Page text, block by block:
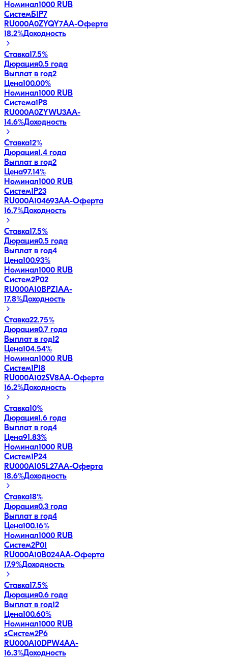
Номинал1000 RUB
СистемБ1P7
RU000A0ZYQY7AA-Оферта
18.2%Доходность
Ставка17.5%
Дюрация0.5 года
Выплат в год2
Цена100.00%
Номинал1000 RUB
Система1P8
RU000A0ZYWU3AA-
14.6%Доходность
Ставка12%
Дюрация1.4 года
Выплат в год2
Цена97.14%
Номинал1000 RUB
Систем1P23
RU000A104693AA-Оферта
16.7%Доходность
Ставка17.5%
Дюрация0.5 года
Выплат в год4
Цена100.93%
Номинал1000 RUB
Систем2P02
RU000A10BPZ1AA-
17.8%Доходность
Ставка22.75%
Дюрация0.7 года
Выплат в год12
Цена104.54%
Номинал1000 RUB
Систем1P18
RU000A102SV8AA-Оферта
16.2%Доходность
Ставка10%
Дюрация1.6 года
Выплат в год4
Цена91.83%
Номинал1000 RUB
Систем1P24
RU000A105L27AA-Оферта
18.6%Доходность
Ставка18%
Дюрация0.3 года
Выплат в год4
Цена100.16%
Номинал1000 RUB
Систем2P01
RU000A10B024AA-Оферта
17.9%Доходность
Ставка17.5%
Дюрация0.6 года
Выплат в год12
Цена100.60%
Номинал1000 RUB
sСистем2P6
RU000A10DPW4AA-
16.3%Доходность